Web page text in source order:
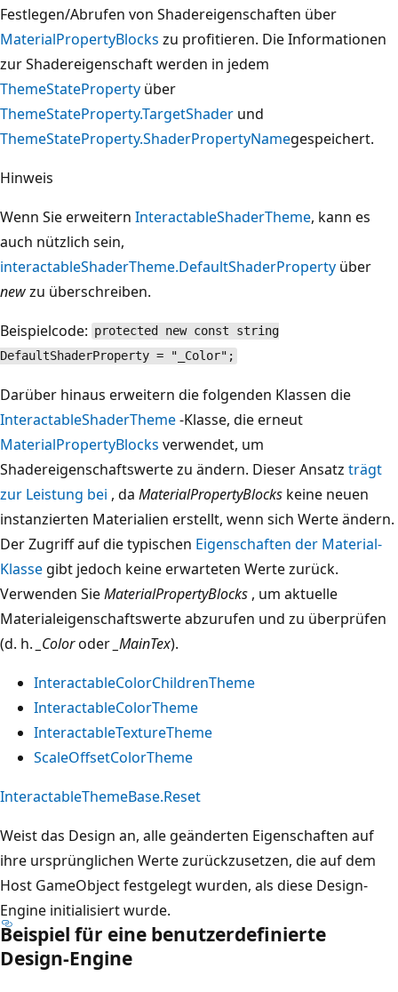
Festlegen/Abrufen von Shadereigenschaften über
MaterialPropertyBlocks zu profitieren. Die Informationen
zur Shadereigenschaft werden in jedem
ThemeStateProperty über
ThemeStateProperty.TargetShader und
ThemeStateProperty.ShaderPropertyNamegespeichert.
Hinweis
Wenn Sie erweitern InteractableShaderTheme, kann es
auch nützlich sein,
interactableShaderTheme.DefaultShaderProperty über
newzu überschreiben.
Beispielcode: protected new const string
DefaultShaderProperty = "_Color";
Darüber hinaus erweitern die folgenden Klassen die
InteractableShaderTheme-Klasse, die erneut
MaterialPropertyBlocks verwendet, um
Shadereigenschaftswerte zu ändern. Dieser Ansatz trägt
zur Leistung bei , da MaterialPropertyBlocks keine neuen
instanzierten Materialien erstellt, wenn sich Werte ändern.
Der Zugriff auf die typischen Eigenschaften der Material-
Klasse gibt jedoch keine erwarteten Werte zurück.
Verwenden SieMaterialPropertyBlocks , um aktuelle
Materialeigenschaftswerte abzurufen und zu überprüfen
(d. h. _Coloroder _MainTex).
InteractableColorChildrenTheme
InteractableColorTheme
InteractableTextureTheme
ScaleOffsetColorTheme
InteractableThemeBase.Reset
Weist das Design an, alle geänderten Eigenschaften auf
ihre ursprünglichen Werte zurückzusetzen, die auf dem
Host GameObject festgelegt wurden, als diese Design-
Engine initialisiert wurde.
Beispiel für eine benutzerdefinierte
Design-Engine